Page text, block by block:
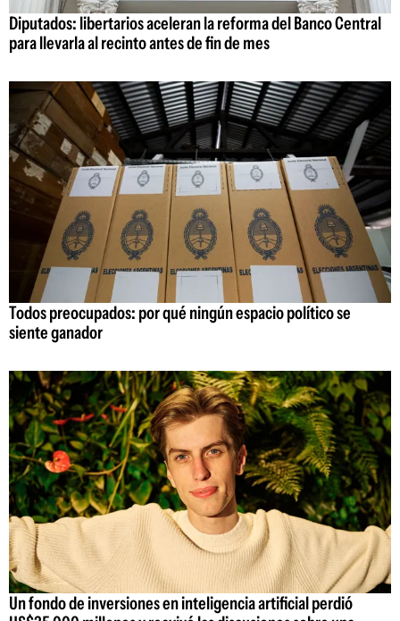
Diputados: libertarios aceleran la reforma del Banco Central
para llevarla al recinto antes de fin de mes
Todos preocupados: por qué ningún espacio político se
siente ganador
Un fondo de inversiones en inteligencia artificial perdió